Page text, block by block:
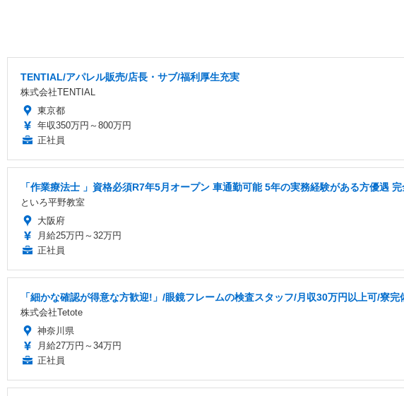
TENTIAL/アパレル販売/店長・サブ/福利厚生充実
株式会社TENTIAL
東京都
年収350万円～800万円
正社員
「作業療法士 」資格必須R7年5月オープン 車通勤可能 5年の実務経験がある方優遇
といろ平野教室
大阪府
月給25万円～32万円
正社員
「細かな確認が得意な方歓迎!」/眼鏡フレームの検査スタッフ/月収30万円以上可/寮
株式会社Tetote
神奈川県
月給27万円～34万円
正社員